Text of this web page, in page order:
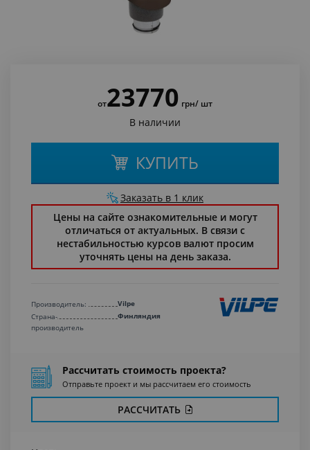
от23770 грн/ шт
В наличии
КУПИТЬ
Заказать в 1 клик
Цены на сайте ознакомительные и могут
отличаться от актуальных. В связи с
нестабильностью курсов валют просим
уточнять цены на день заказа.
Производитель:
Vilpe
Страна-
производитель
Финляндия
Рассчитать стоимость проекта?
Отправьте проект и мы рассчитаем его стоимость
РАССЧИТАТЬ